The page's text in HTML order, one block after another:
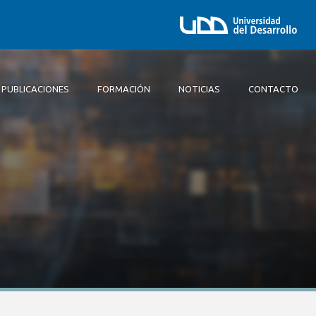
PUBLICACIONES FORMACIÓN NOTICIAS CONTACTO